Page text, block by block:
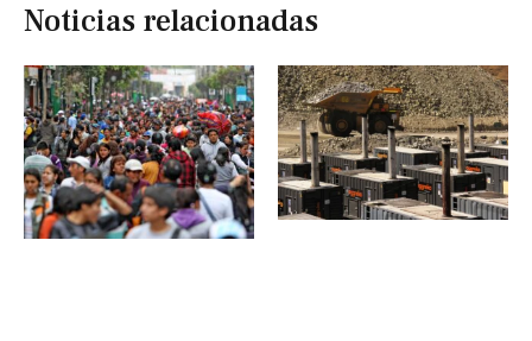
Noticias relacionadas